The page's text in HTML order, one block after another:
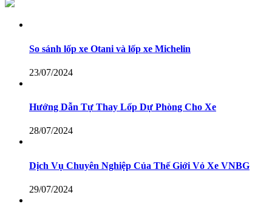
So sánh lốp xe Otani và lốp xe Michelin
23/07/2024
Hướng Dẫn Tự Thay Lốp Dự Phòng Cho Xe
28/07/2024
Dịch Vụ Chuyên Nghiệp Của Thế Giới Vỏ Xe VNBG
29/07/2024